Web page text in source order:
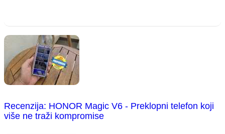
Recenzija: HONOR Magic V6 - Preklopni telefon koji
više ne traži kompromise